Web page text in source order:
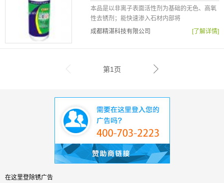
本品是以非离子表面活性剂为基础的无色、高氧
性去锈剂；能快速渗入石材内部将
成都精湛科技有限公司
[了解详情]
第1页
在这里登除锈广告